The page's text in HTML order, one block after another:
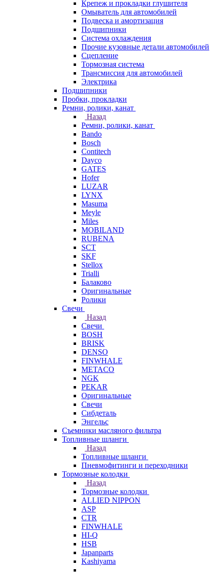
Крепеж и прокладки глушителя
Омыватель для автомобилей
Подвеска и амортизация
Подшипники
Система охлаждения
Прочие кузовные детали автомобилей
Сцепление
Тормозная система
Трансмиссия для автомобилей
Электрика
Подшипники
Пробки, прокладки
Ремни, ролики, канат
Назад
Ремни, ролики, канат
Bando
Bosch
Contitech
Dayco
GATES
Hofer
LUZAR
LYNX
Masuma
Meyle
Miles
MOBILAND
RUBENA
SCT
SKF
Stellox
Trialli
Балаково
Оригинальные
Ролики
Свечи
Назад
Свечи
BOSH
BRISK
DENSO
FINWHALE
METACO
NGK
PEKAR
Оригинальные
Свечи
Сибдеталь
Энгельс
Съемники масляного фильтра
Топливные шланги
Назад
Топливные шланги
Пневмофитинги и переходники
Тормозные колодки
Назад
Тормозные колодки
ALLIED NIPPON
ASP
CTR
FINWHALE
HI-Q
HSB
Japanparts
Kashiyama